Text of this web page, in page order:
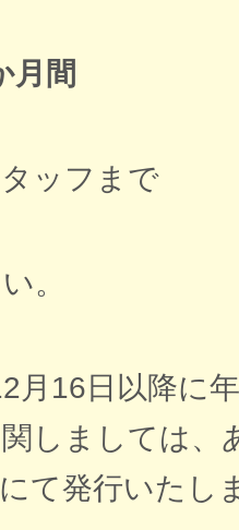
月間
ッフまで
。
月16日以降に
しましては、
て発行いたし